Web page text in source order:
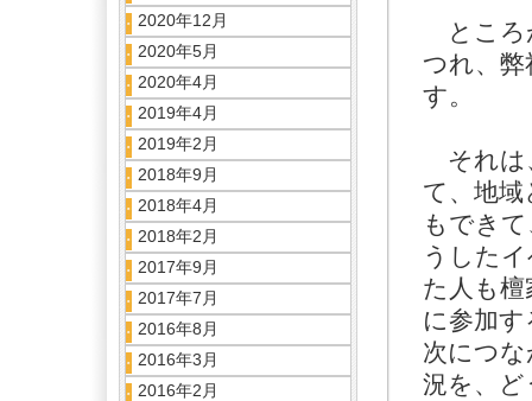
2020年12月
2020年5月
2020年4月
2019年4月
2019年2月
2018年9月
2018年4月
2018年2月
2017年9月
2017年7月
2016年8月
2016年3月
2016年2月
ところ
つれ、
す。
それは
て、地
もでき
うした
た人も
に参加
次につ
況を、